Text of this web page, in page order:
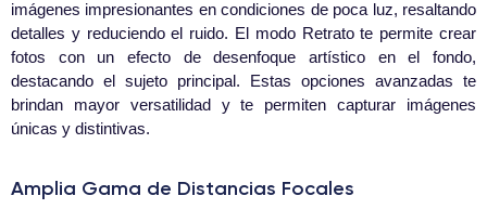
imágenes impresionantes en condiciones de poca luz, resaltando
detalles y reduciendo el ruido. El modo Retrato te permite crear
fotos con un efecto de desenfoque artístico en el fondo,
destacando el sujeto principal. Estas opciones avanzadas te
brindan mayor versatilidad y te permiten capturar imágenes
únicas y distintivas.
Amplia Gama de Distancias Focales